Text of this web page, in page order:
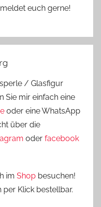
euch gerne!
/ Glasfigur
Sie mir einfach eine
oder eine WhatsApp
über die
oder facebook
im Shop besuchen!
Klick bestellbar.